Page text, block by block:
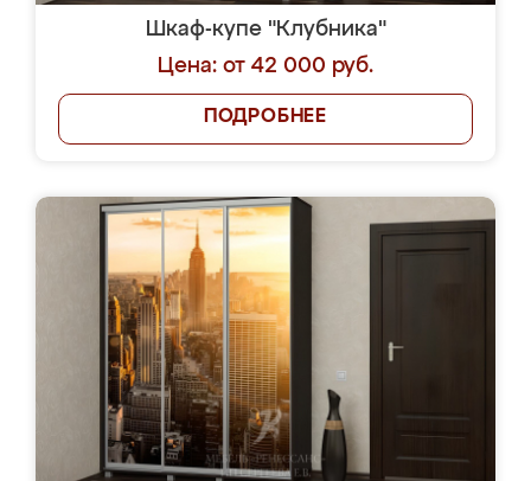
Шкаф-купе "Клубника"
Цена: от 42 000 руб.
ПОДРОБНЕЕ